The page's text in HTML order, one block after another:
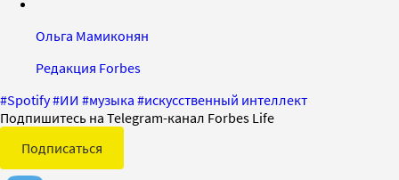
Ольга Мамиконян
Редакция Forbes
#Spotify#ИИ #музыка #искусственный интеллект
Подпишитесь на Telegram-канал Forbes Life
Подписаться